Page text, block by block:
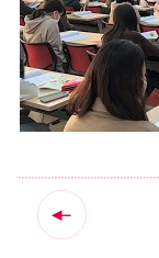
入